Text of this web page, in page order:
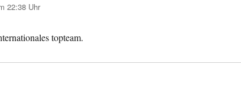
22:38 Uhr
topteam.